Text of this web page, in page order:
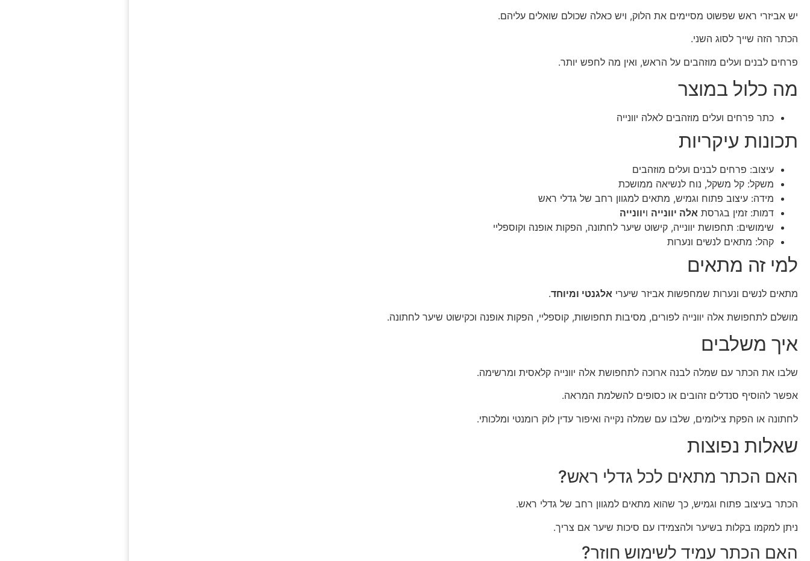
יש אביזרי ראש שפשוט מסיימים את הלוק, ויש כאלה שכולם שואלים עליהם.
הכתר הזה שייך לסוג השני.
פרחים לבנים ועלים מוזהבים על הראש, ואין מה לחפש יותר.
מה כלול במוצר
כתר פרחים ועלים מוזהבים לאלה יוונייה
תכונות עיקריות
עיצוב: פרחים לבנים ועלים מוזהבים
משקל: קל משקל, נוח לנשיאה ממושכת
מידה: עיצוב פתוח וגמיש, מתאים למגוון רחב של גדלי ראש
דמות: זמין בגרסת אלה יוונייה ויוונייה
שימושים: תחפושת יוונייה, קישוט שיער לחתונה, הפקות אופנה וקוספליי
קהל: מתאים לנשים ונערות
למי זה מתאים
מתאים לנשים ונערות שמחפשות אביזר שיערי אלגנטי ומיוחד.
מושלם לתחפושת אלה יוונייה לפורים, מסיבות תחפושות, קוספליי, הפקות אופנה וכקישוט שיער לחתונה.
איך משלבים
שלבו את הכתר עם שמלה לבנה ארוכה לתחפושת אלה יוונייה קלאסית ומרשימה.
אפשר להוסיף סנדלים זהובים או כסופים להשלמת המראה.
לחתונה או הפקת צילומים, שלבו עם שמלה נקייה ואיפור עדין לוק רומנטי ומלכותי.
שאלות נפוצות
האם הכתר מתאים לכל גדלי ראש?
הכתר בעיצוב פתוח וגמיש, כך שהוא מתאים למגוון רחב של גדלי ראש.
ניתן למקמו בקלות בשיער ולהצמידו עם סיכות שיער אם צריך.
האם הכתר עמיד לשימוש חוזר?